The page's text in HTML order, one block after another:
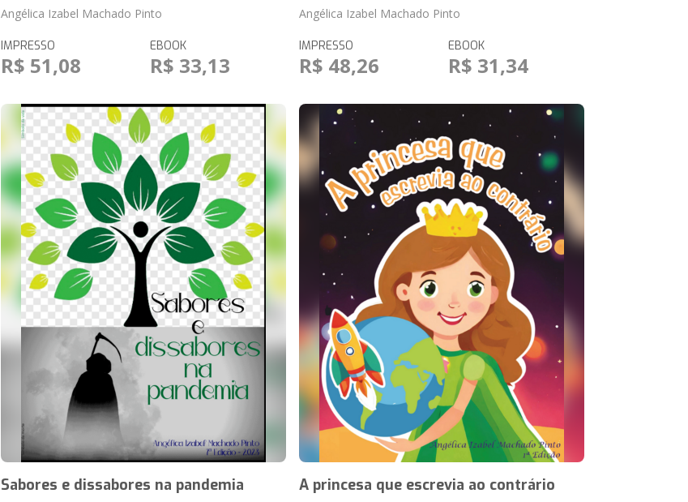
Angélica Izabel Machado Pinto
IMPRESSO
R$ 51,08
EBOOK
R$ 33,13
Angélica Izabel Machado Pinto
IMPRESSO
R$ 48,26
EBOOK
R$ 31,34
Sabores e dissabores na pandemia A princesa que escrevia ao contrário